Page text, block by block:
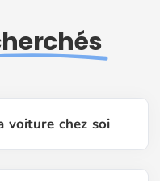
voiture chez soi